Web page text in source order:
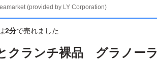
(provided by LY Corporation)
2分で売れました
クランチ裸品 グラノーラ